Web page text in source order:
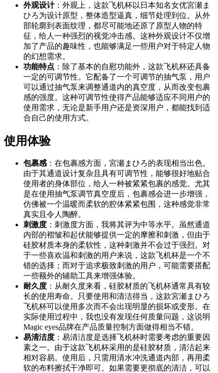
外观设计：外观上，这款飞机杯以日本知名女优宮瀬ま
ひろ为设计原型，整体造型逼真，细节处理到位。从外
部轮廓到表面纹理，都尽可能地还原了原型人物的特
征，给人一种强烈的视觉冲击感。这种外观设计不仅增
加了产品的趣味性，也能够满足一些用户对于特定人物
的幻想需求。
功能特点 ：除了基本的自慰功能外，这款飞机杯还具备
一定的可调节性。它配备了一个可调节的抽气泵，用户
可以通过抽气泵来调整通道内的真空度，从而改变包裹
感的强度。这种可调节性使得产品能够适应不同用户的
使用需求，无论是新手用户还是资深用户，都能找到适
合自己的使用方式。
使用体验
包裹感 ：在包裹感方面，宮瀬まひろ的表现相当出色。
由于其通道设计复杂且具有可调节性，能够很好地贴合
使用者的身体部位，给人一种被紧紧包裹的感觉。尤其
是在使用抽气泵调节真空度后，包裹感会进一步增强，
仿佛被一个温暖而柔软的腔体紧紧包围，这种感觉非常
真实且令人陶醉。
刺激度 ：刺激度方面，我将其评为中等水平。虽然通道
内部的褶皱和起伏能够提供一定的摩擦和刺激，但由于
硅胶材质本身的柔软性，这种刺激并不会过于强烈。对
于一些喜欢温和刺激的用户来说，这款飞机杯是一个不
错的选择；而对于追求极致刺激的用户，可能需要搭配
一些额外的辅助工具来增强体验。
耐久度 ：从耐久度来看，硅胶材质的飞机杯通常具有较
长的使用寿命。只要使用和清洁得当，这款宮瀬まひろ
飞机杯可以使用多次而不会出现明显的损坏或变形。在
实际使用过程中，我也没有发现任何质量问题，这说明
Magic eyes品牌在产品质量控制方面做得相当不错。
易清洁度 ：易清洁度是选择飞机杯时需要考虑的重要因
素之一。由于这款飞机杯采用的是硅胶材质，清洁起来
相对容易。使用后，只需用清水冲洗通道内部，再用柔
软的布料擦拭干净即可。如果需要更彻底的清洁，可以